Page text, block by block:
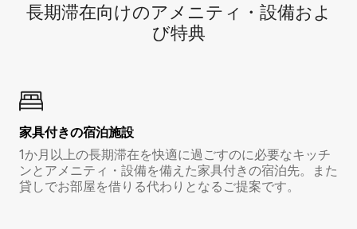
長期滞在向け⁠のア⁠メ⁠ニ⁠テ⁠ィ⁠・設⁠備⁠およ
び特⁠典
家具付き⁠の宿⁠泊⁠施⁠設
1か月以上の長期滞在を快適に過ごすのに必要なキッチ
ンとアメニティ・設備を備えた家具付きの宿泊先。また
貸しでお部屋を借りる代わりとなるご提案です。